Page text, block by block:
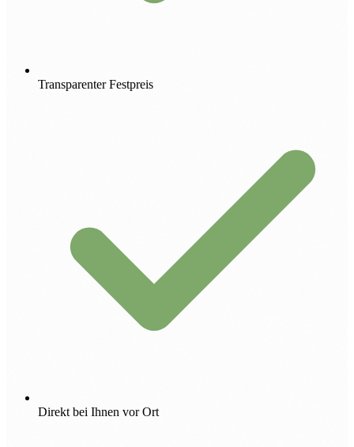
Transparenter Festpreis
Direkt bei Ihnen vor Ort